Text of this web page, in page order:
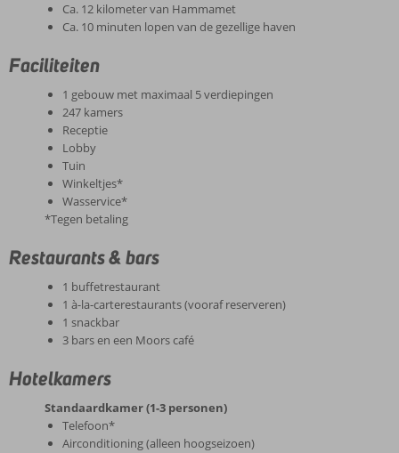
Ca. 12 kilometer van Hammamet
Ca. 10 minuten lopen van de gezellige haven
Faciliteiten
1 gebouw met maximaal 5 verdiepingen
247 kamers
Receptie
Lobby
Tuin
Winkeltjes*
Wasservice*
*Tegen betaling
Restaurants & bars
1 buffetrestaurant
1 à-la-carterestaurants (vooraf reserveren)
1 snackbar
3 bars en een Moors café
Hotelkamers
Standaardkamer (1-3 personen)
Telefoon*
Airconditioning (alleen hoogseizoen)